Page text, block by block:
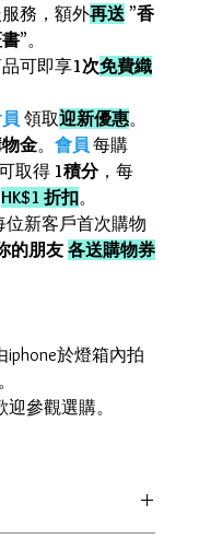
務，額外再送 ”香
”。
可即享1次免費織
領取迎新優惠。
金。 會員 每購
取得 1積分，每
HK$1 折扣。
位新客戶首次購物
的朋友 各送購物券
iphone於燈箱內拍
參觀選購。